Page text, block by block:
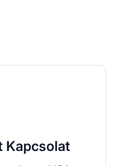
Kapcsolat